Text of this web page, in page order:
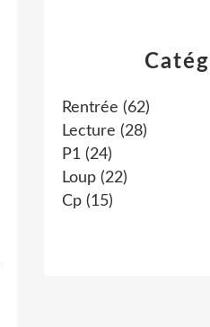
Rentrée (62)
Lecture (28)
P1 (24)
Loup (22)
Cp (15)